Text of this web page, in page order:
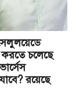
করতে চলেছে
রয়েছে